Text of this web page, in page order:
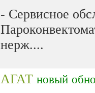
- Сервисное
нерж....
АГАТ новый